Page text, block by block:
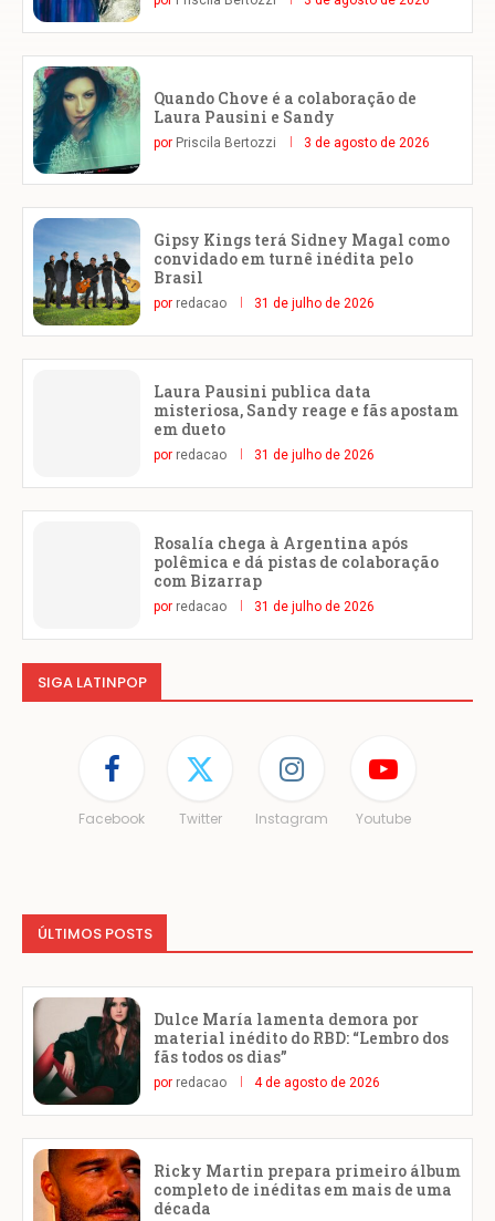
Quando Chove é a colaboração de
Laura Pausini e Sandy
por Priscila Bertozzi 3 de agosto de 2026
Gipsy Kings terá Sidney Magal como
convidado em turnê inédita pelo
Brasil
por redacao 31 de julho de 2026
Laura Pausini publica data
misteriosa, Sandy reage e fãs apostam
em dueto
por redacao 31 de julho de 2026
Rosalía chega à Argentina após
polêmica e dá pistas de colaboração
com Bizarrap
por redacao 31 de julho de 2026
SIGA LATINPOP
Facebook Twitter Instagram Youtube
ÚLTIMOS POSTS
Dulce María lamenta demora por
material inédito do RBD: “Lembro dos
fãs todos os dias”
por redacao 4 de agosto de 2026
Ricky Martin prepara primeiro álbum
completo de inéditas em mais de uma
década